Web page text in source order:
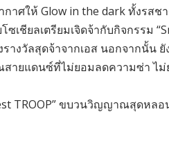
าศให้ Glow in the dark ทั้งรสช
เชียลเตรียมเจิดจ้ากับกิจกรรม
วัลสุดจ้าจากเอส นอกจากนั้น ยั
ายแดนซ์ที่ไม่ยอมลดความซ่า ไม่
TROOP” ขบวนวิญญาณสุดหล